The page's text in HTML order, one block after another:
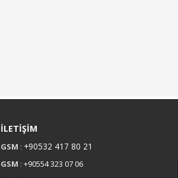
İLETİŞİM
GSM : +90532 417 80 21
GSM : +90554 323 07 06